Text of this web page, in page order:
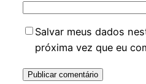
Salvar meus dados
próxima vez que eu